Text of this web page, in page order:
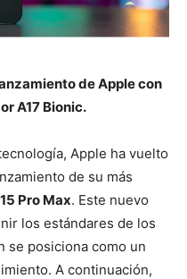
de Apple con
A17 Bionic.
Apple ha vuelto
de su más
Pro Max. Este nuevo
los estándares de los
se posiciona como un
A continuación,